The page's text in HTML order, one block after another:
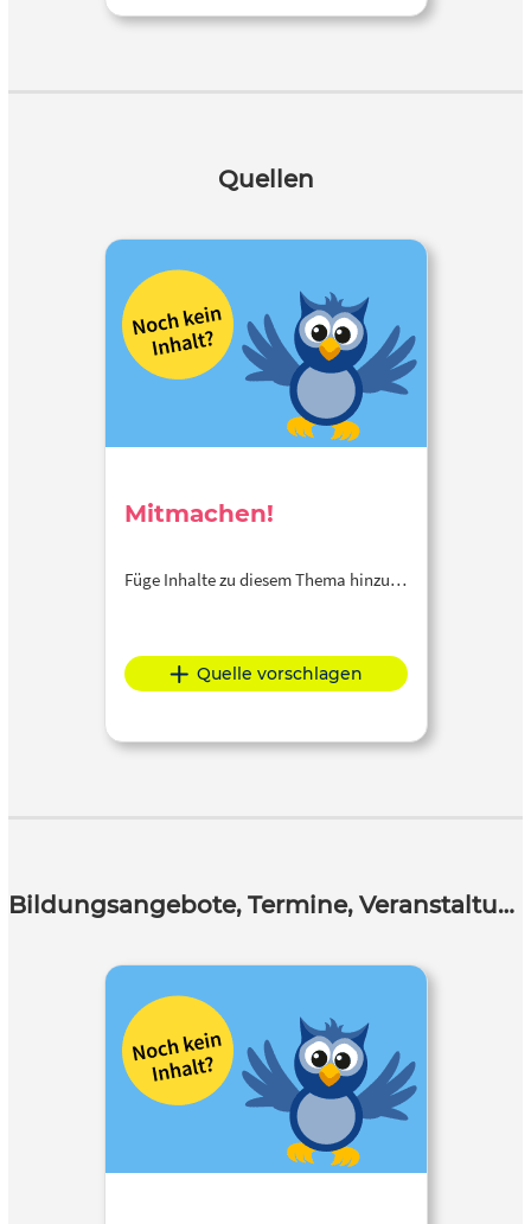
Quellen
Mitmachen!
Füge Inhalte zu diesem Thema hinzu…
Quelle vorschlagen
Bildungsangebote, Termine, Veranstaltungen